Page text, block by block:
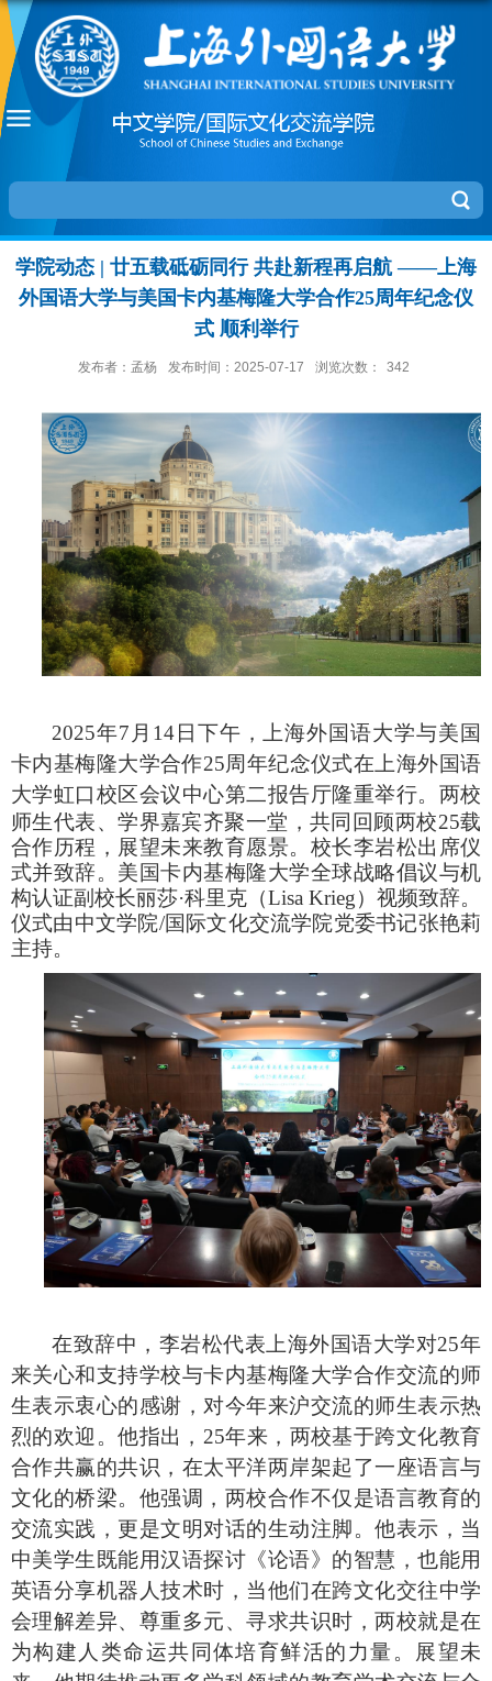
学院动态 | 廿五载砥砺同行 共赴新程再启航 ——上海
外国语大学与美国卡内基梅隆大学合作25周年纪念仪
式 顺利举行
发布者：孟杨 发布时间：2025-07-17 浏览次数： 342
2025年7月14日下午，上海外国语大学与美国
卡内基梅隆大学合作25周年纪念仪式在上海外国语
大学虹口校区会议中心第二报告厅隆重举行。两校
师生代表、学界嘉宾齐聚一堂，共同回顾两校25载
合作历程，展望未来教育愿景。校长李岩松出席仪
式并致辞。美国卡内基梅隆大学全球战略倡议与机
构认证副校长丽莎·科里克（Lisa Krieg）视频致辞。
仪式由中文学院/国际文化交流学院党委书记张艳莉
主持。
在致辞中，李岩松代表上海外国语大学对25年
来关心和支持学校与卡内基梅隆大学合作交流的师
生表示衷心的感谢，对今年来沪交流的师生表示热
烈的欢迎。他指出，25年来，两校基于跨文化教育
合作共赢的共识，在太平洋两岸架起了一座语言与
文化的桥梁。他强调，两校合作不仅是语言教育的
交流实践，更是文明对话的生动注脚。他表示，当
中美学生既能用汉语探讨《论语》的智慧，也能用
英语分享机器人技术时，当他们在跨文化交往中学
会理解差异、尊重多元、寻求共识时，两校就是在
为构建人类命运共同体培育鲜活的力量。展望未